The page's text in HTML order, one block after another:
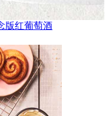
版红葡萄酒